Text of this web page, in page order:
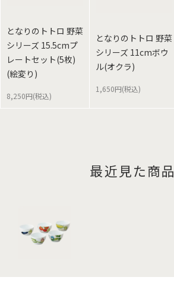
となりのトトロ 野菜
シリーズ 15.5cmプ
レートセット(5枚)
(絵変り)
8,250円(税込)
となりのトトロ 野菜
シリーズ 11cmボウ
ル(オクラ)
1,650円(税込)
最近見た商品